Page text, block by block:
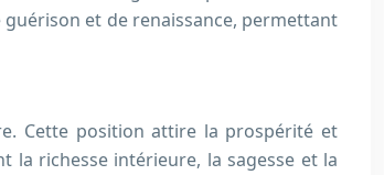
et de renaissance, permettant
Cette position attire la prospérité et
la richesse intérieure, la sagesse et la